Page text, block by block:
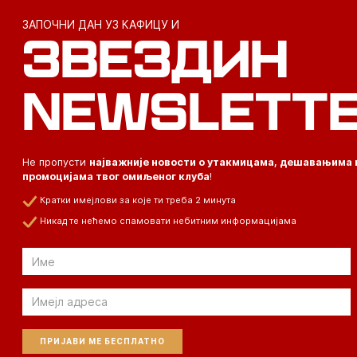
ЗАПОЧНИ ДАН УЗ КАФИЦУ И
ЗВЕЗДИН
Не пропусти најважније новости о утакмицама, дешавањима
промоцијама твог омиљеног клуба!
Кратки имејлови за које ти треба 2 минута
Никад те нећемо спамовати небитним информацијама
Email
Email